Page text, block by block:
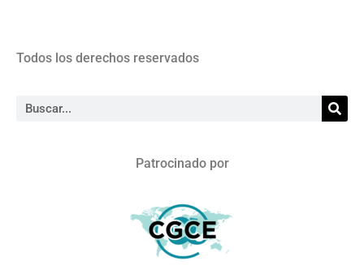
Todos los derechos reservados
Patrocinado por